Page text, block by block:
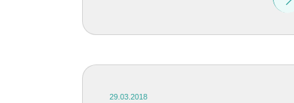
29.03.2018